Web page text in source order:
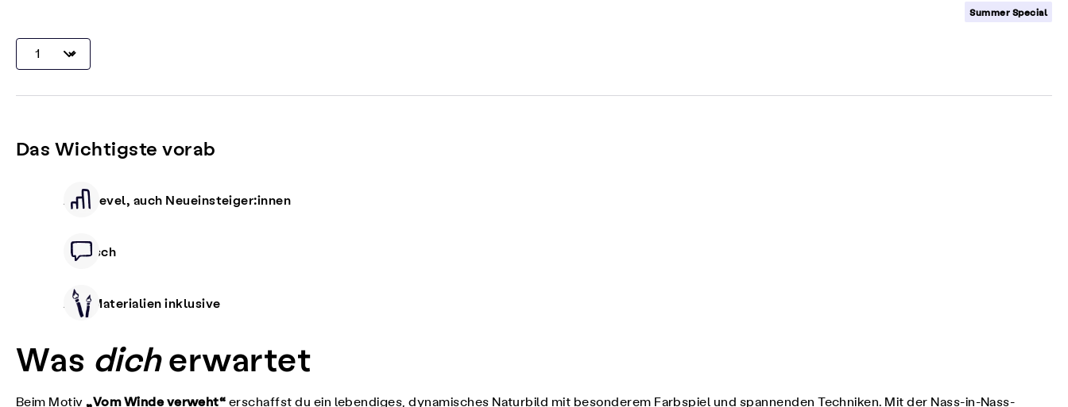
Summer Special
Das Wichtigste vorab
Alle Level, auch Neueinsteiger:innen
Deutsch
Alle Materialien inklusive
Was dicherwartet
Beim Motiv„Vom Winde verweht“ erschaffst du ein lebendiges, dynamisches Naturbild mit besonderem Farbspiel und spannenden Techniken. Mit der Nass-in-Nass-